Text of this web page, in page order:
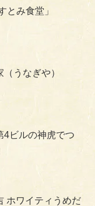
とみ食堂」
うなぎや）
4ビルの神虎でつ
ホワイティうめだ